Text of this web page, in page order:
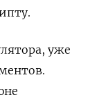
уже